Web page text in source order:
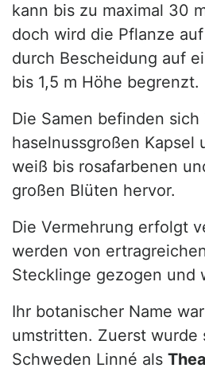
kann bis zu maximal 30
doch wird die Pflanze
durch Bescheidung auf
bis 1,5 m Höhe begrenzt.
Die Samen befinden
haselnussgroßen Kapsel
weiß bis rosafarbenen
großen Blüten hervor.
Die Vermehrung erfolgt
werden von
Stecklinge gezogen und
Ihr botanischer Name
umstritten. Zuerst wurde
Schweden Linné als